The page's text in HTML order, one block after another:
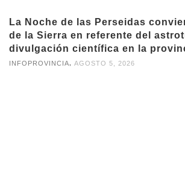
La Noche de las Perseidas
de la Sierra en referente del
divulgación científica en la
INFOPROVINCIA AGOSTO 5, 2026